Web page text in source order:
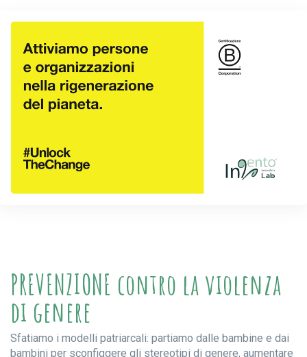
PREVENZIONE contro la violenza
di genere
Sfatiamo i modelli patriarcali: partiamo dalle bambine e dai
bambini per sconfiggere gli stereotipi di genere, aumentare